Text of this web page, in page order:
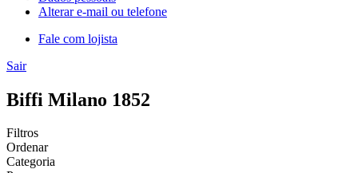
Alterar e-mail ou telefone
Fale com lojista
Sair
Biffi Milano 1852
Filtros
Ordenar
Categoria